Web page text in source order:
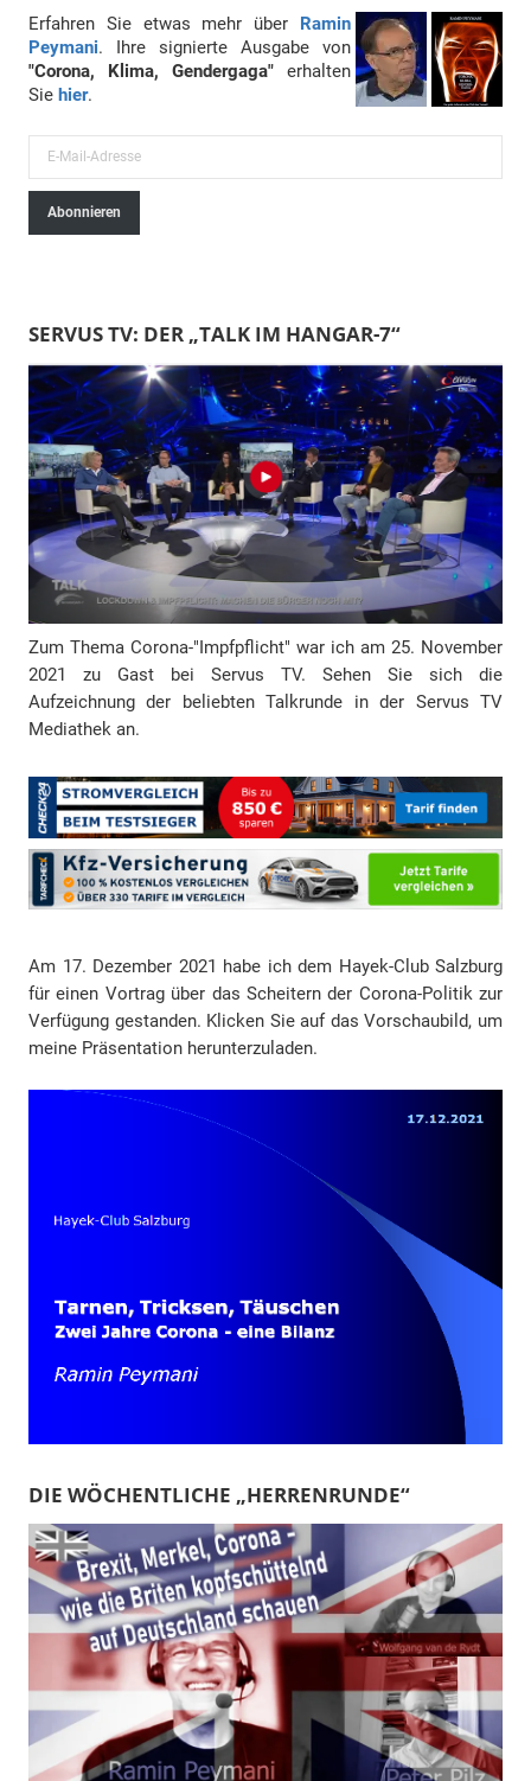
Erfahren Sie etwas mehr über Ramin
Peymani. Ihre signierte Ausgabe von
"Corona, Klima, Gendergaga" erhalten
Sie hier.
-
-
A
d
r
e
s
s
Abonnieren
SERVUS TV: DER „TALK IM HANGAR-7“
Zum Thema Corona-"Impfpflicht" war ich am 25. November
2021 zu Gast bei Servus TV. Sehen Sie sich die
Aufzeichnung der beliebten Talkrunde in der Servus TV
Mediathek an.
Am 17. Dezember 2021 habe ich dem Hayek-Club Salzburg
für einen Vortrag über das Scheitern der Corona-Politik zur
Verfügung gestanden. Klicken Sie auf das Vorschaubild, um
meine Präsentation herunterzuladen.
DIE WÖCHENTLICHE „HERRENRUNDE“